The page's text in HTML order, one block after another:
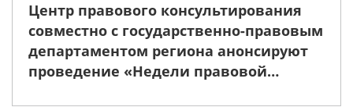
Центр правового консультирования
совместно с государственно-правовым
департаментом региона анонсируют
проведение «Недели правовой